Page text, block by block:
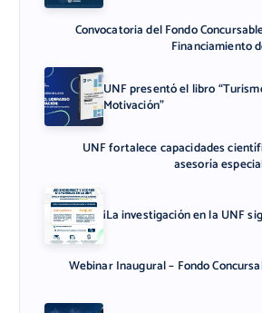
Convocatoria del Fondo
Financiamiento
UNF presentó el libro
Motivación”
UNF fortalece capacidades
asesoría
¡La investigación en la UNF
Webinar Inaugural – Fondo